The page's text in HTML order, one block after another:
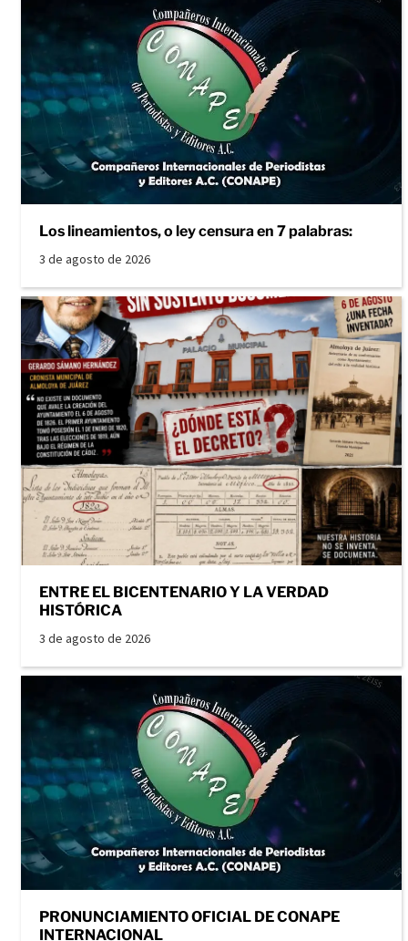
Los lineamientos, o ley censura en 7 palabras:
3 de agosto de 2026
ENTRE EL BICENTENARIO Y LA VERDAD
HISTÓRICA
3 de agosto de 2026
PRONUNCIAMIENTO OFICIAL DE CONAPE
INTERNACIONAL